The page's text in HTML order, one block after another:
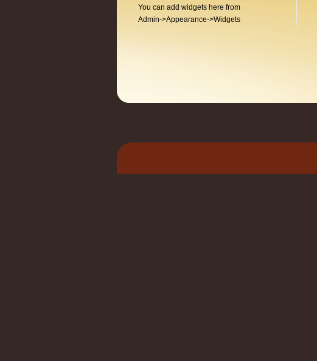
You can add widgets here from
Admin->Appearance->Widgets